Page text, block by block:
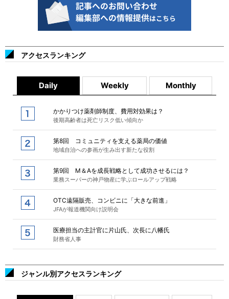
アクセスランキング
Daily Weekly Monthly
かかりつけ薬剤師制度、費用対効果は？
後期高齢者は死亡リスク低い傾向か
第8回 コミュニティを支える薬局の価値
地域自治への参画が生み出す新たな役割
第9回 M＆Aを成長戦略として成功させるには？
業務スーパーの神戸物産に学ぶロールアップ戦略
OTC遠隔販売、コンビニに「大きな前進」
JFAが報道機関向け説明会
医療担当の主計官に片山氏、次長に八幡氏
財務省人事
ジャンル別アクセスランキング